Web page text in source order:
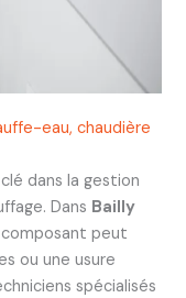
eau, chaudière
dans la gestion
Dans Bailly
peut
ou une usure
spécialisés